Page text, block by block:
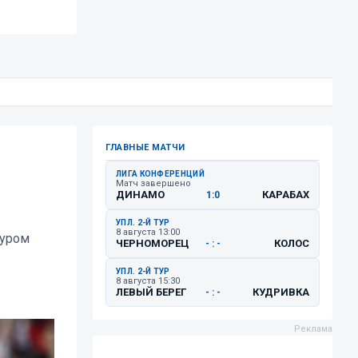
ГЛАВНЫЕ МАТЧИ
ЛИГА КОНФЕРЕНЦИЙ
Матч завершено
ДИНАМО 1:0 КАРАБАХ
УПЛ. 2-Й ТУР
8 августа 13:00
ЧЕРНОМОРЕЦ - : - КОЛОС
УПЛ. 2-Й ТУР
8 августа 15:30
ЛЕВЫЙ БЕРЕГ - : - КУДРИВКА